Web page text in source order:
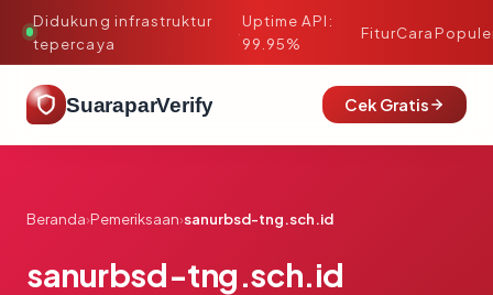
Didukung infrastruktur
tepercaya
·
Uptime API:
99.95%
FiturCara
SuaraparVerify Cek Gratis
Beranda›Pemeriksaan›sanurbsd-tng.sch.id
sanurbsd-tng.sch.id